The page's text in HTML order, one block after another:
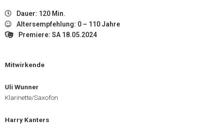
Dauer: 120 Min.
Altersempfehlung: 0 – 110 Jahre
Premiere: SA 18.05.2024
Mitwirkende
Uli Wunner
Klarinette/Saxofon
Harry Kanters